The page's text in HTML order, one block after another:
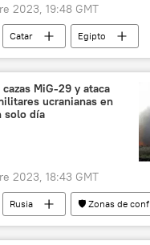
2023, 19:48 GMT
Catar
Egipto
MiG-29 y ataca
ucranianas en
solo día
2023, 18:43 GMT
Rusia
🛡️ Zonas de